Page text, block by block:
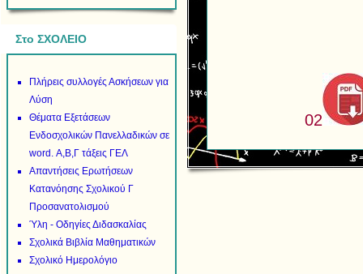
Στο ΣΧΟΛΕΙΟ
Πλήρεις συλλογές Ασκήσεων για
Λύση
Θέματα Εξετάσεων
Ενδοσχολικών Πανελλαδικών σε
word. Α,Β,Γ τάξεις ΓΕΛ
Απαντήσεις Ερωτήσεων
Κατανόησης Σχολικού Γ
Προσανατολισμού
Ύλη - Οδηγίες Διδασκαλίας
Σχολικά Βιβλία Μαθηματικών
Σχολικό Ημερολόγιο
02